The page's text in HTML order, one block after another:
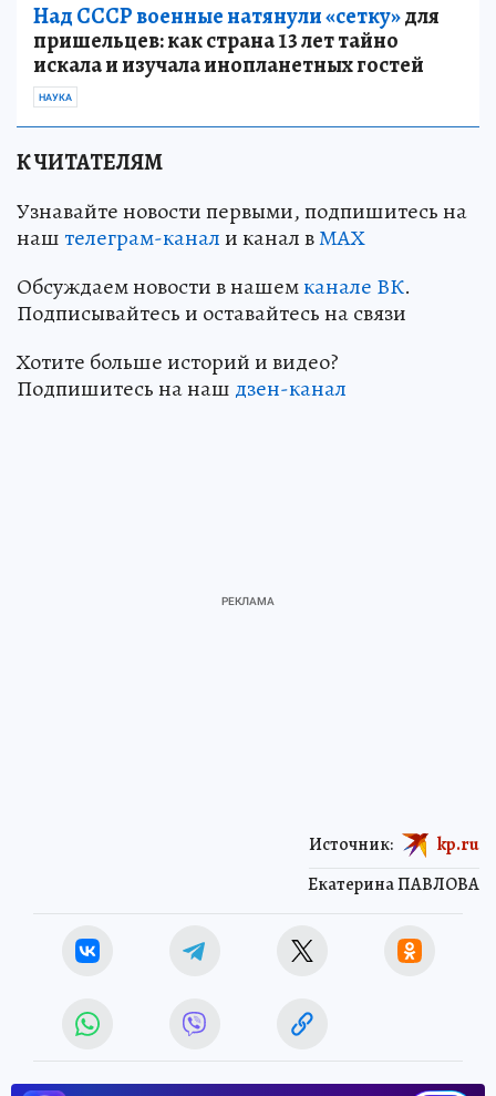
Над СССР военные натянули «сетку»для
пришельцев: как страна 13 лет тайно
искала и изучала инопланетных гостей
НАУКА
К ЧИТАТЕЛЯМ
Узнавайте новости первыми, подпишитесь на
наштелеграм-канали канал вМАХ
Обсуждаем новости в нашемканале ВК.
Подписывайтесь и оставайтесь на связи
Хотите больше историй и видео?
Подпишитесь на наш дзен-канал
Екатерина ПАВЛОВА
Источник: kp.ru